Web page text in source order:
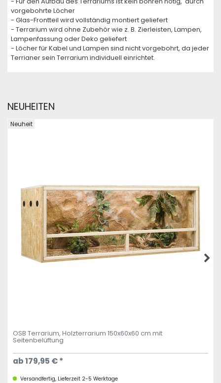
vorgebohrte Löcher
- Glas-Frontteil wird vollständig montiert geliefert
- Terrarium wird ohne Zubehör wie z. B. Zierleisten, Lampen,
Lampenfassung oder Deko geliefert
- Löcher für Kabel und Lampen sind nicht vorgebohrt, da jeder
Terrianer sein Terrarium individuell einrichtet.
NEUHEITEN
Neuheit
OSB Terrarium, Holzterrarium 150x60x60 cm mit
Seitenbelüftung
ab 179,95 € *
Versandfertig, Lieferzeit 2-5 Werktage